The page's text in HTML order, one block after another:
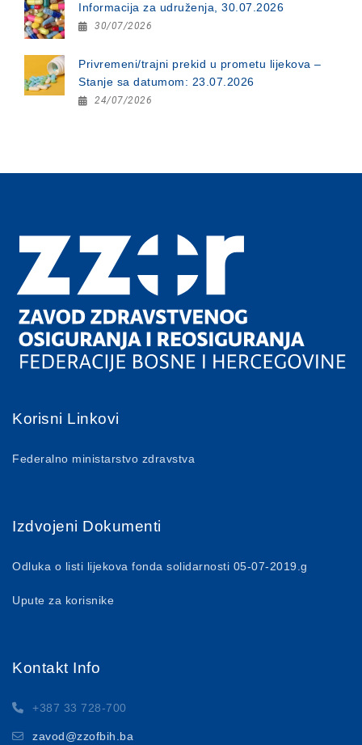
Informacija za udruženja, 30.07.2026
30/07/2026
Privremeni/trajni prekid u prometu lijekova –
Stanje sa datumom: 23.07.2026
24/07/2026
Korisni Linkovi
Federalno ministarstvo zdravstva
Izdvojeni Dokumenti
Odluka o listi lijekova fonda solidarnosti 05-07-2019.g
Upute za korisnike
Kontakt Info
+387 33 728-700
zavod@zzofbih.ba